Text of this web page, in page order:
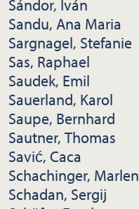
Sándor, Iván
Sandu, Ana Maria
Sargnagel, Stefanie
Sas, Raphael
Saudek, Emil
Sauerland, Karol
Saupe, Bernhard
Sautner, Thomas
Savić, Caca
Schachinger, Marlen
Schadan, Sergij